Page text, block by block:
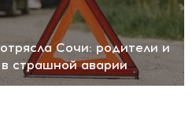
Сочи: родители и
страшной аварии